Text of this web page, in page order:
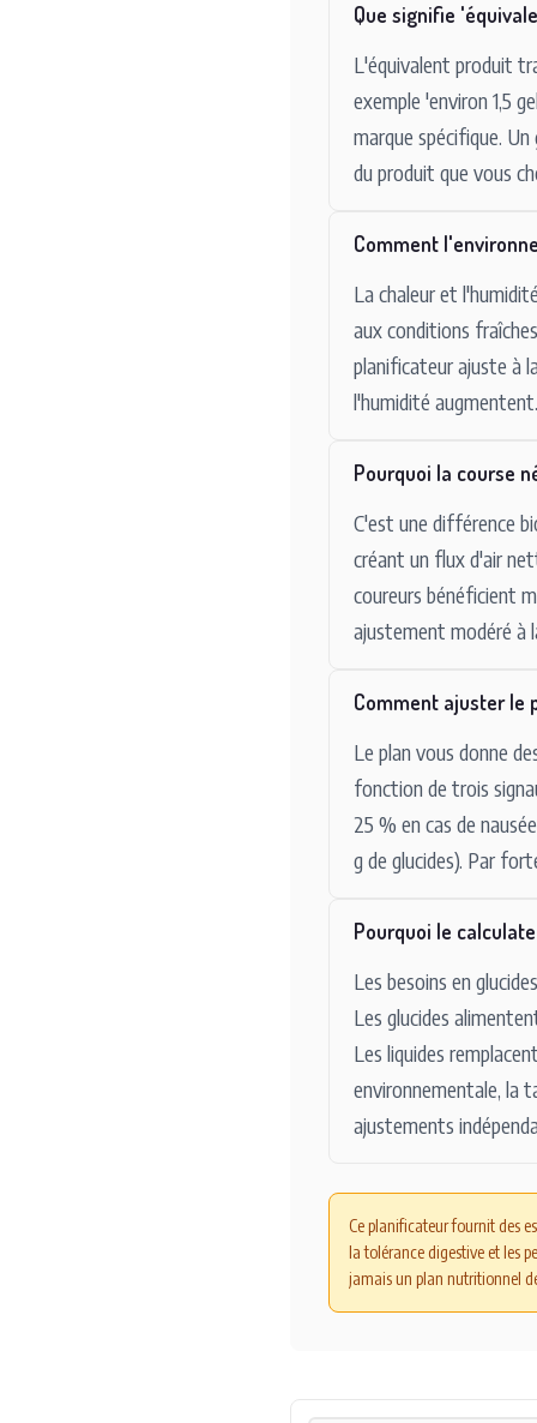
Que signifie
L'équivalent produit
exemple 'environ 1,5
marque spécifique.
du produit que vous
Comment
La chaleur et
aux conditions
planificateur ajuste à
l'humidité
Pourquoi la course
C'est une différence
créant un flux d'air
coureurs bénéficient
ajustement modéré à
Comment ajuster le
Le plan vous donne
fonction de trois
25 % en cas de
g de glucides). Par
Pourquoi le
Les besoins en
Les glucides
Les liquides
environnementale, la
ajustements
Ce planificateur fournit des
la tolérance digestive et les
jamais un plan nutritionnel